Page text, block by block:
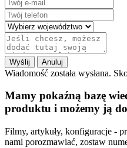
Wyślij Anuluj
Wiadomość została wysłana.
Mamy pokaźną bazę
produktu i możemy ją
Filmy, artykuły, konfiguracje -
nami porozmawiać, zostaw